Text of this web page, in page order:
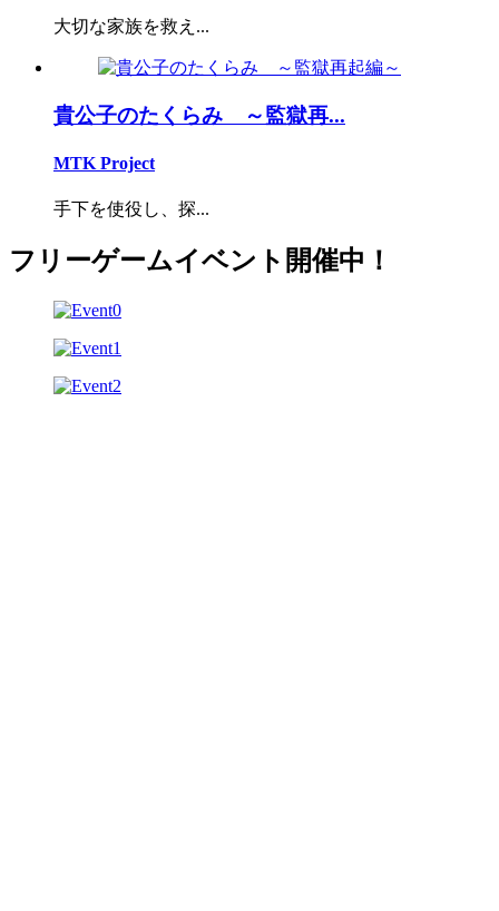
大切な家族を救え...
貴公子のたくらみ ～監獄再...
MTK Project
手下を使役し、探...
フリーゲームイベント開催中！